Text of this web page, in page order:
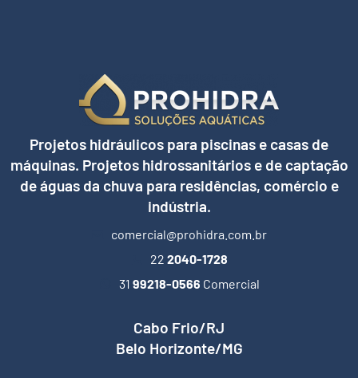
Projetos hidráulicos para piscinas e casas de
máquinas. Projetos hidrossanitários e de captação
de águas da chuva para residências, comércio e
indústria.
comercial@prohidra.com.br
22 2040-1728
31 99218-0566 Comercial
Cabo Frio/RJ
Belo Horizonte/MG